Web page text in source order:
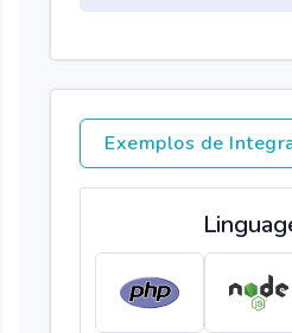
Exemplos de